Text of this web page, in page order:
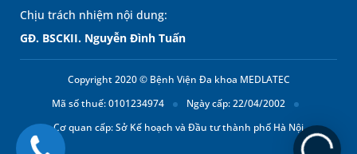
Chịu trách nhiệm nội dung:
GĐ. BSCKII. Nguyễn Đình Tuấn
Copyright 2020 © Bệnh Viện Đa khoa MEDLATEC
Mã số thuế: 0101234974
Ngày cấp: 22/04/2002
Cơ quan cấp: Sở Kế hoạch và Đầu tư thành phố Hà Nội